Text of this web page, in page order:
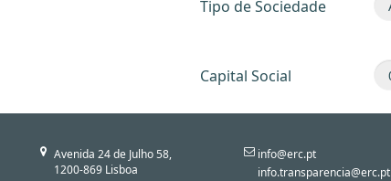
Tipo de Sociedade
Capital Social
Avenida 24 de Julho 58,
1200-869 Lisboa
info@erc.pt
info.transparencia@erc.pt